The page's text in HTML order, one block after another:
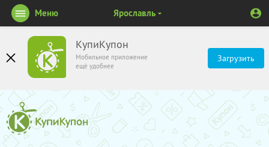
КупиКупон
Мобильное приложение
ещё удобнее
Загрузить
Меню Ярославль